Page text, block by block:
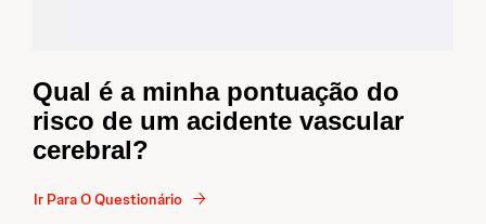
Qual é a minha pontuação do
risco de um acidente vascular
cerebral?
Ir Para O Questionário